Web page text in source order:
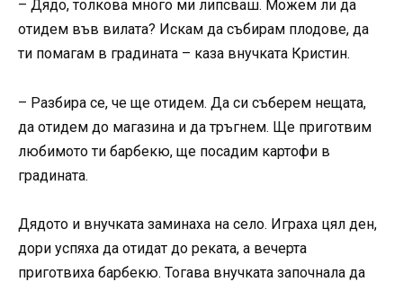
– Дядо, толкова много ми липсваш. Можем ли да
отидем във вилата? Искам да събирам плодове, да
ти помагам в градината – каза внучката Кристин.
– Разбира се, че ще отидем. Да си съберем нещата,
да отидем до магазина и да тръгнем. Ще приготвим
любимото ти барбекю, ще посадим картофи в
градината.
Дядото и внучката заминаха на село. Играха цял ден,
дори успяха да отидат до реката, а вечерта
приготвиха барбекю. Тогава внучката започнала да